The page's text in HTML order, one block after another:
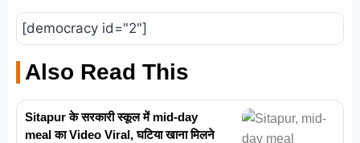
[democracy id="2"]
Also Read This
Sitapur के सरकारी स्कूल में mid-day
meal का Video Viral, घटिया खाना मिलने